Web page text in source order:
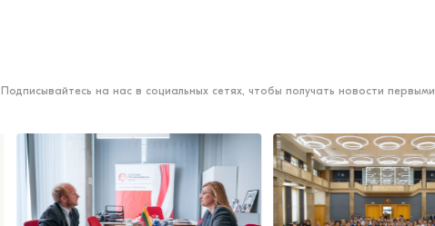
Подписывайтесь на нас в социальных сетях, чтобы получать новости первыми